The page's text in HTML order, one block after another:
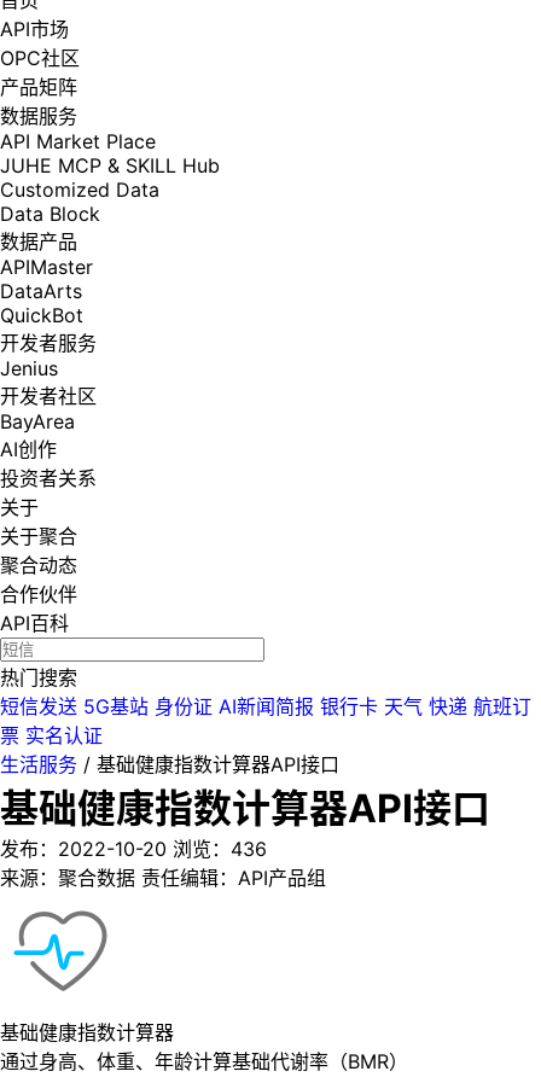
API市场
OPC社区
产品矩阵
数据服务
API Market Place
JUHE MCP & SKILL Hub
Customized Data
Data Block
数据产品
APIMaster
DataArts
QuickBot
开发者服务
Jenius
开发者社区
BayArea
AI创作
投资者关系
关于
关于聚合
聚合动态
合作伙伴
API百科
热门搜索
短信发送 5G基站 身份证 AI新闻简报 银行卡 天气 快递 航班订
票 实名认证
生活服务 / 基础健康指数计算器API接口
基础健康指数计算器API接口
发布：2022-10-20 浏览： 436
来源：聚合数据 责任编辑：API产品组
基础健康指数计算器
通过身高、体重、年龄计算基础代谢率（BMR）